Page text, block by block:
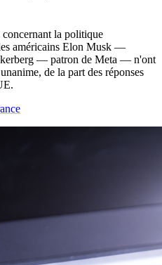
la politique
américains Elon Musk —
— patron de Meta — n'ont
de la part des réponses